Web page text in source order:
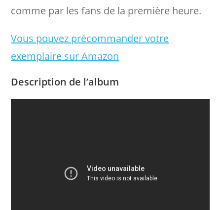
comme par les fans de la première heure.
Vous pouvez précommander votre
exemplaire sur Amazon
Description de l’album